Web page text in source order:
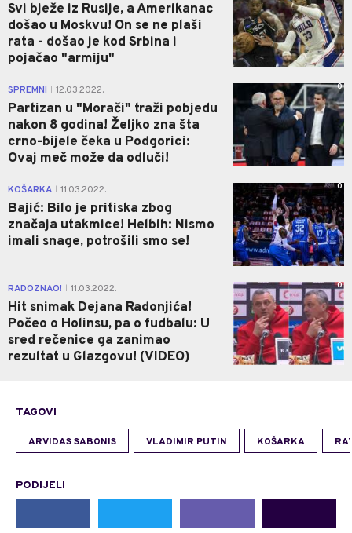
Svi bježe iz Rusije, a Amerikanac
došao u Moskvu! On se ne plaši
rata - došao je kod Srbina i
pojačao "armiju"
SPREMNI 12.03.2022.
Partizan u "Morači" traži pobjedu
nakon 8 godina! Željko zna šta
crno-bijele čeka u Podgorici:
Ovaj meč može da odluči!
0
KOŠARKA 11.03.2022.
Bajić: Bilo je pritiska zbog
značaja utakmice! Helbih: Nismo
imali snage, potrošili smo se!
0
RADOZNAO! 11.03.2022.
Hit snimak Dejana Radonjića!
Počeo o Holinsu, pa o fudbalu: U
sred rečenice ga zanimao
rezultat u Glazgovu! (VIDEO)
0
TAGOVI
ARVIDAS SABONIS VLADIMIR PUTIN KOŠARKA
PODIJELI